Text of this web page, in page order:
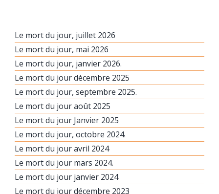
Le mort du jour, juillet 2026
Le mort du jour, mai 2026
Le mort du jour, janvier 2026.
Le mort du jour décembre 2025
Le mort du jour, septembre 2025.
Le mort du jour août 2025
Le mort du jour Janvier 2025
Le mort du jour, octobre 2024.
Le mort du jour avril 2024
Le mort du jour mars 2024.
Le mort du jour janvier 2024
Le mort du jour décembre 2023